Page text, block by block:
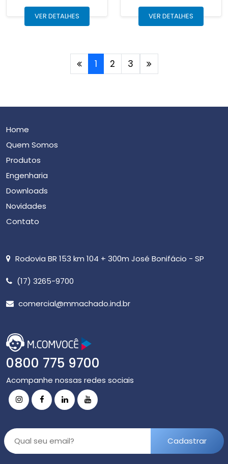
VER DETALHES VER DETALHES
1 2 3
Home
Quem Somos
Produtos
Engenharia
Downloads
Novidades
Contato
Rodovia BR 153 km 104 + 300m José Bonifácio - SP
(17) 3265-9700
comercial@mmachado.ind.br
0800 775 9700
Acompanhe nossas redes sociais